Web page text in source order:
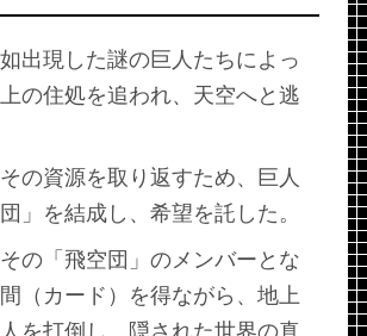
出現した謎の巨人たちによっ
の住処を追われ、天空へと逃
の資源を取り返すため、巨人
」を結成し、希望を託した。
の「飛空団」のメンバーとな
（カード）を得ながら、地上